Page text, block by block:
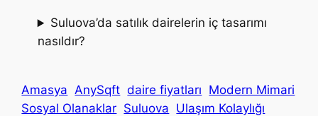
Suluova’da satılık dairelerin iç tasarımı
nasıldır?
Amasya AnySqft daire fiyatları Modern Mimari
Sosyal Olanaklar Suluova Ulaşım Kolaylığı